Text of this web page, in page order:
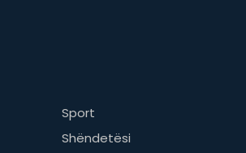
Sport
Shëndetësi